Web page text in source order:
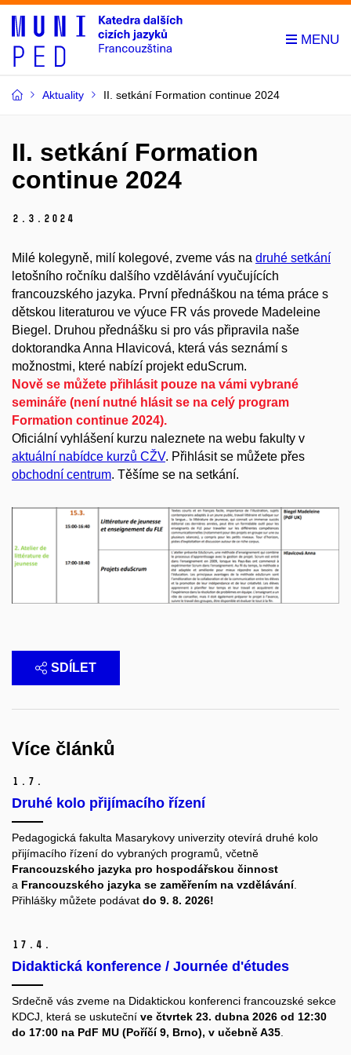
Aktuality II. setkání Formation continue 2024
II. setkání Formation
continue 2024
2. 3. 2024
Milé kolegyně, milí kolegové, zveme vás na druhé setkání
letošního ročníku dalšího vzdělávání vyučujících
francouzského jazyka. První přednáškou na téma práce s
dětskou literaturou ve výuce FR vás provede Madeleine
Biegel. Druhou přednášku si pro vás připravila naše
doktorandka Anna Hlavicová, která vás seznámí s
možnostmi, které nabízí projekt eduScrum.
Nově se můžete přihlásit pouze na vámi vybrané
semináře (není nutné hlásit se na celý program
Formation continue 2024).
Oficiální vyhlášení kurzu naleznete na webu fakulty v
aktuální nabídce kurzů CŽV. Přihlásit se můžete přes
obchodní centrum. Těšíme se na setkání.
SDÍLET
Více článků
1. 7.
Druhé kolo přijímacího řízení
Pedagogická fakulta Masarykovy univerzity otevírá druhé kolo
přijímacího řízení do vybraných programů, včetně
Francouzského jazyka pro hospodářskou činnost
a Francouzského jazyka se zaměřením na vzdělávání.
Přihlášky můžete podávat do 9. 8. 2026!
17. 4.
Didaktická konference / Journée d'études
Srdečně vás zveme na Didaktickou konferenci francouzské sekce
KDCJ, která se uskuteční ve čtvrtek 23. dubna 2026 od 12:30
do 17:00 na PdF MU (Poříčí 9, Brno), v učebně A35